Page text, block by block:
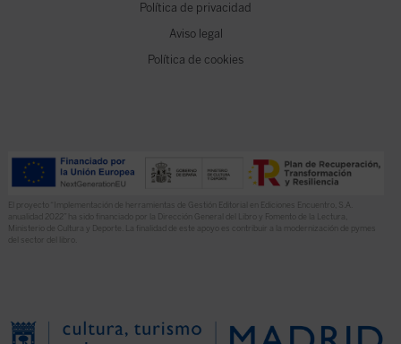
Política de privacidad
Aviso legal
Política de cookies
El proyecto “Implementación de herramientas de Gestión Editorial en Ediciones Encuentro, S.A.
anualidad 2022” ha sido financiado por la Dirección General del Libro y Fomento de la Lectura,
Ministerio de Cultura y Deporte. La finalidad de este apoyo es contribuir a la modernización de pymes
del sector del libro.